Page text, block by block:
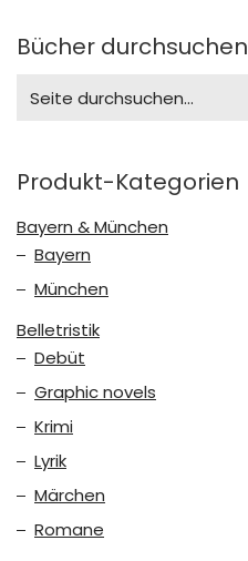
Bücher durchsuchen
for:
Produkt-Kategorien
Bayern & München
Bayern
München
Belletristik
Debüt
Graphic novels
Krimi
Lyrik
Märchen
Romane